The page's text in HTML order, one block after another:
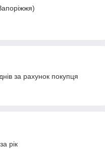
за рахунок покупця
рік